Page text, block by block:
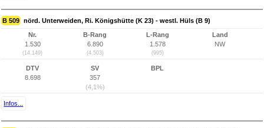
B 509 nörd. Unterweiden, Ri. Königshütte (K 23) - westl. Hüls (B 9)
Nr.
1.530
(14.149)
B-Rang
6.890
(4.503)
L-Rang
1.578
(995)
Land
NW
DTV
8.698
SV
357
(4,1%)
BPL
Infos...